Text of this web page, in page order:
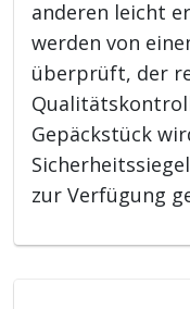
anderen leicht
werden von
überprüft, der
Gepäckstück
zur Verfügung